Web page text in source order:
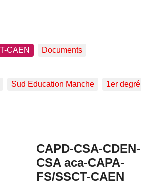
CAEN
Documents
Sud Education Manche
1er degré
CAPD-CSA-CDEN-
CSA aca-CAPA-
FS/SSCT-CAEN